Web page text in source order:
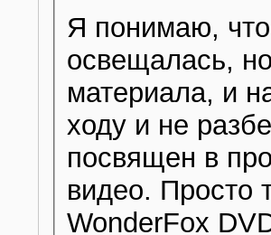
Я понимаю,
освещалась,
материала, и
ходу и не
посвящен в
видео. Просто
WonderFox